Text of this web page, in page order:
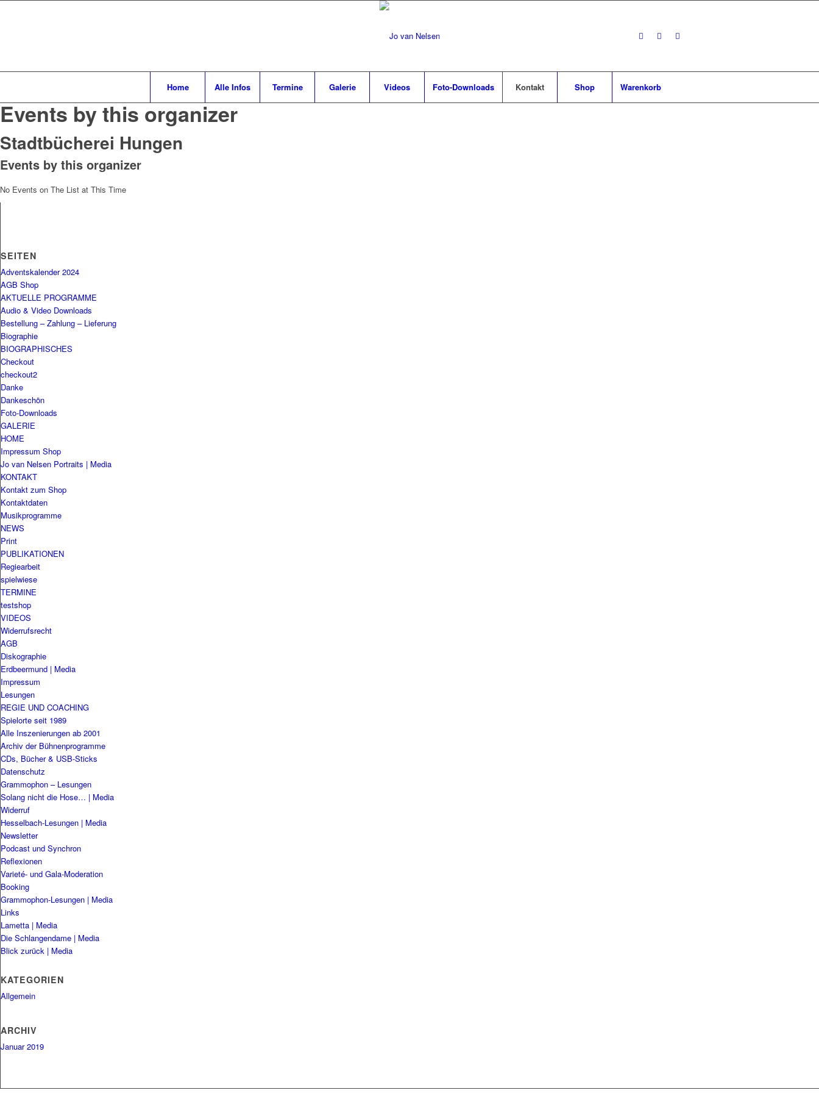
Home Alle Infos Termine Galerie Videos Foto-Downloads Kontakt Shop Warenkorb
Events by this organizer
Stadtbücherei Hungen
Events by this organizer
No Events on The List at This Time
SEITEN
Adventskalender 2024
AGB Shop
AKTUELLE PROGRAMME
Audio & Video Downloads
Bestellung – Zahlung – Lieferung
Biographie
BIOGRAPHISCHES
Checkout
checkout2
Danke
Dankeschön
Foto-Downloads
GALERIE
HOME
Impressum Shop
Jo van Nelsen Portraits | Media
KONTAKT
Kontakt zum Shop
Kontaktdaten
Musikprogramme
NEWS
Print
PUBLIKATIONEN
Regiearbeit
spielwiese
TERMINE
testshop
VIDEOS
Widerrufsrecht
AGB
Diskographie
Erdbeermund | Media
Impressum
Lesungen
REGIE UND COACHING
Spielorte seit 1989
Alle Inszenierungen ab 2001
Archiv der Bühnenprogramme
CDs, Bücher & USB-Sticks
Datenschutz
Grammophon – Lesungen
Solang nicht die Hose… | Media
Widerruf
Hesselbach-Lesungen | Media
Newsletter
Podcast und Synchron
Reflexionen
Varieté- und Gala-Moderation
Booking
Grammophon-Lesungen | Media
Links
Lametta | Media
Die Schlangendame | Media
Blick zurück | Media
KATEGORIEN
Allgemein
ARCHIV
Januar 2019